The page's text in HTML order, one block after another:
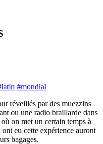
#mondial
réveillés par des muezzins
ou une radio braillarde dans
on met un certain temps à
eu cette expérience auront
bagages.